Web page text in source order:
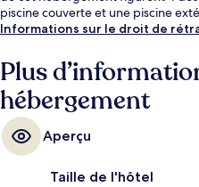
piscine couverte et une piscine
Informations sur le droit de
Plus
hébergement
Aperçu
Taille de l'hôtel